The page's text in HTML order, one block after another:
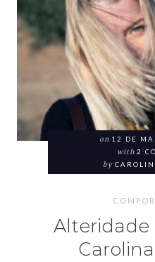
on 12 DE
with 2
by
Alteridade